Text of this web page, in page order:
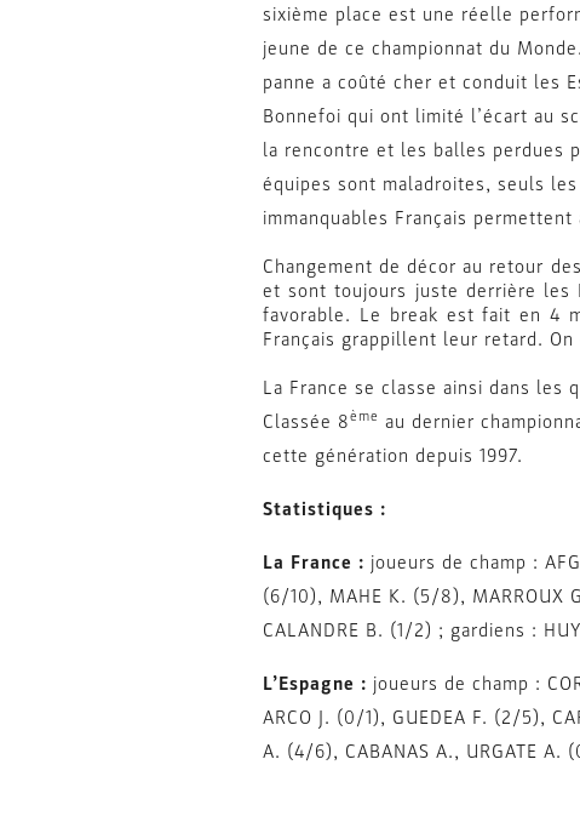
sixième place est une réelle
jeune de ce championnat du
panne a coûté cher et conduit les
Bonnefoi qui ont limité l’écart au
la rencontre et les balles perdues
équipes sont maladroites, seuls
immanquables Français
Changement de décor au retour
et sont toujours juste derrière les
favorable. Le break est fait en 4
Français grappillent leur retard.
La France se classe ainsi dans les
Classée 8ème au dernier
cette génération depuis 1997.
Statistiques :
La France : joueurs de champ :
(6/10), MAHE K. (5/8), MARROUX
CALANDRE B. (1/2) ; gardiens :
L’Espagne : joueurs de champ :
ARCO J. (0/1), GUEDEA F. (2/5),
A. (4/6), CABANAS A., URGATE A.